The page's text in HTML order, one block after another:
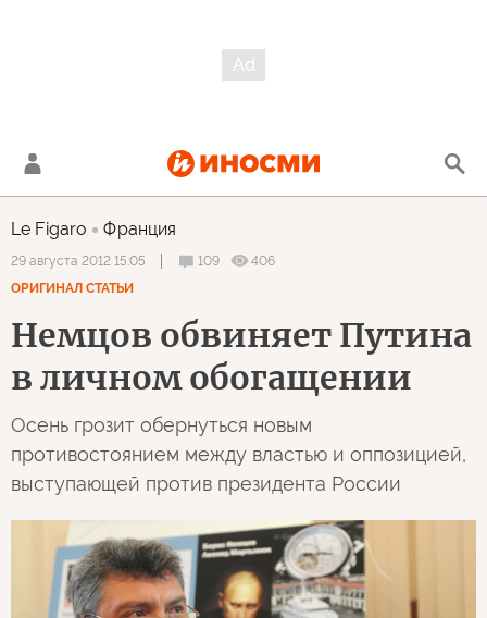
Le Figaro Франция
29 августа 2012 15:05 109
406
ОРИГИНАЛ СТАТЬИ
Немцов обвиняет Путина
в личном обогащении
Осень грозит обернуться новым
противостоянием между властью и оппозицией,
выступающей против президента России